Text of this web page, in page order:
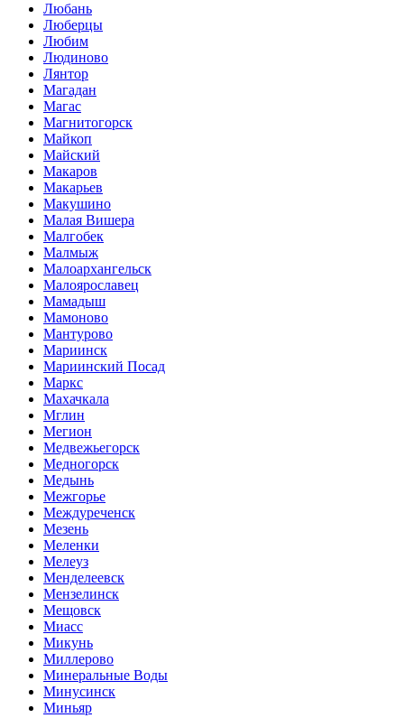
Любань
Люберцы
Любим
Людиново
Лянтор
Магадан
Магас
Магнитогорск
Майкоп
Майский
Макаров
Макарьев
Макушино
Малая Вишера
Малгобек
Малмыж
Малоархангельск
Малоярославец
Мамадыш
Мамоново
Мантурово
Мариинск
Мариинский Посад
Маркс
Махачкала
Мглин
Мегион
Медвежьегорск
Медногорск
Медынь
Межгорье
Междуреченск
Мезень
Меленки
Мелеуз
Менделеевск
Мензелинск
Мещовск
Миасс
Микунь
Миллерово
Минеральные Воды
Минусинск
Миньяр